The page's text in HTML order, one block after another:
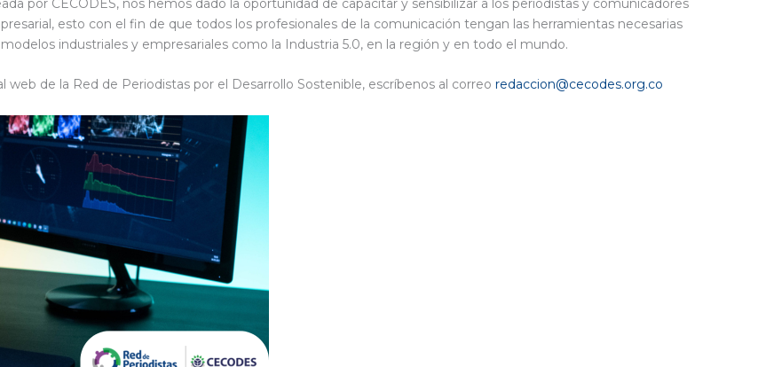
por CECODES, nos hemos dado la oportunidad de capacitar y sensibilizar a los periodistas y comunicadores
esto con el fin de que todos los profesionales de la comunicación tengan las herramientas necesarias
industriales y empresariales como la Industria 5.0, en la región y en todo el mundo.
de la Red de Periodistas por el Desarrollo Sostenible, escríbenos al correo redaccion@cecodes.org.co